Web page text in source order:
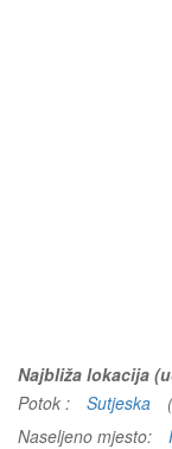
Najbliža lokacija
Potok :
Sutjeska
Naseljeno mjesto: